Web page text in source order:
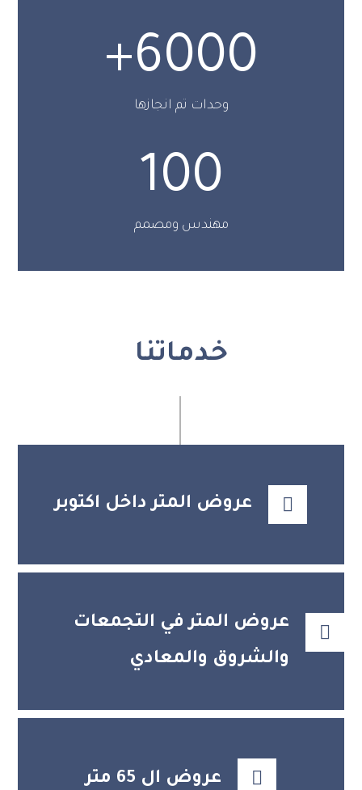
6000
+
وحدات تم انجازها
100
مهندس ومصمم
خدماتنا
عروض المتر داخل اكتوبر
عروض المتر في التجمعات
والشروق والمعادي
عروض ال 65 متر